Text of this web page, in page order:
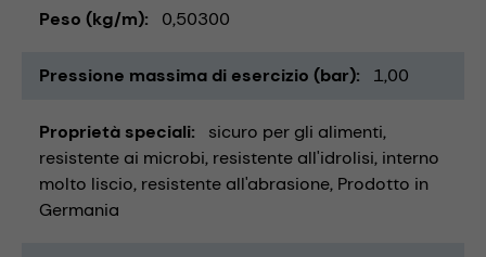
Peso (kg/m) 0,50300
Pressione massima di esercizio (bar) 1,00
Proprietà speciali
sicuro per gli alimenti
resistente ai microbi resistente all'idrolisi interno
molto liscio resistente all'abrasione Prodotto in
Germania